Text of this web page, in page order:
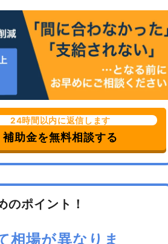
24時間以内に返信します
補助金を無料相談する
のポイント！
相場が異なりま